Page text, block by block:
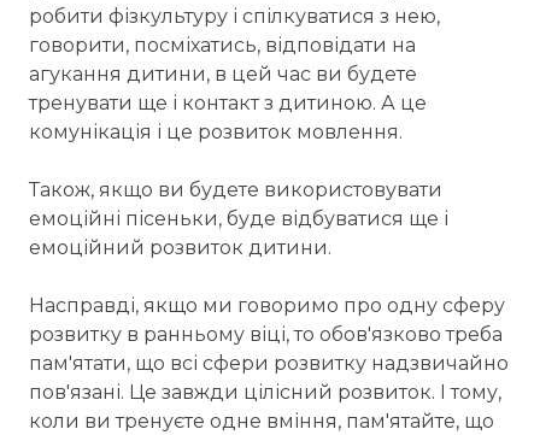
робити фізкультуру і спілкуватися з нею,
говорити, посміхатись, відповідати на
агукання дитини, в цей час ви будете
тренувати ще і контакт з дитиною. А це
комунікація і це розвиток мовлення.
Також, якщо ви будете використовувати
емоційні пісеньки, буде відбуватися ще і
емоційний розвиток дитини.
Насправді, якщо ми говоримо про одну сферу
розвитку в ранньому віці, то обов'язково треба
пам'ятати, що всі сфери розвитку надзвичайно
пов'язані. Це завжди цілісний розвиток. І тому,
коли ви тренуєте одне вміння, пам'ятайте, що